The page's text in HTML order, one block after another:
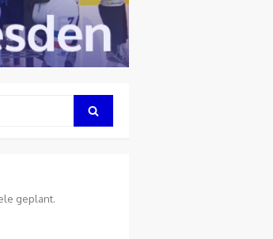
Search
geplant.